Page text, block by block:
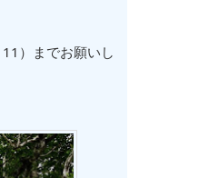
）までお願いし